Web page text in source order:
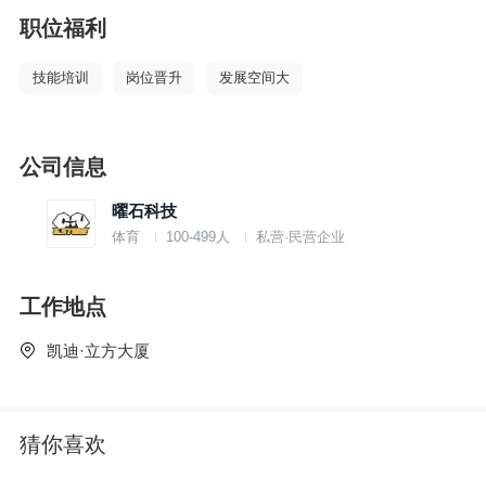
3.熟练使用所涉及的动效制作软件、剪辑软件等
职位福利
技能培训 岗位晋升 发展空间大
公司信息
曜石科技
体育 100-499人 私营·民营企业
工作地点
凯迪·立方大厦
猜你喜欢